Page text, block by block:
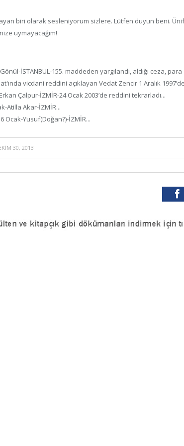
biri olarak sesleniyorum sizlere. Lütfen duyun beni.
uymayacağım!
İSTANBUL-155. maddeden yargılandı, aldığı ceza,
vicdani reddini açıklayan Vedat Zencir 1 Aralık
Çalpur-İZMİR-24 Ocak 2003’de reddini tekrarladı...
Atilla Akar-İZMİR...
Ocak-Yusuf(Doğan?)-İZMİR...
30, 2013